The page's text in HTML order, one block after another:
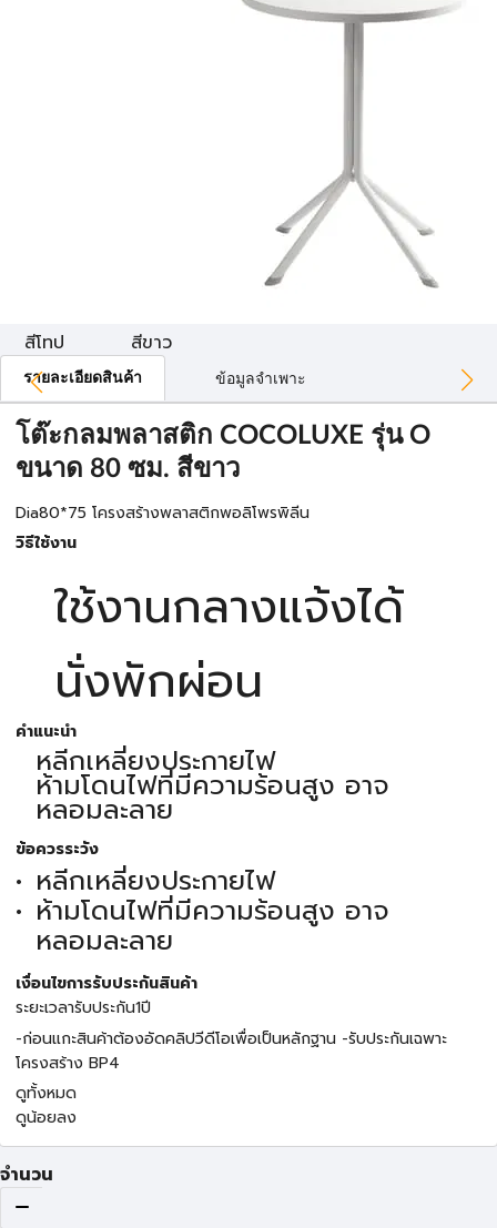
สีโทป สีขาว
รายละเอียดสินค้า ข้อมูลจำเพาะ
โต๊ะกลมพลาสติก COCOLUXE รุ่น O
ขนาด 80 ซม. สีขาว
Dia80*75 โครงสร้างพลาสติกพอลิโพรพิลีน
วิธีใช้งาน
ใช้งานกลางแจ้งได้
นั่งพักผ่อน
คำแนะนำ
หลีกเหลี่ยงประกายไฟ
ห้ามโดนไฟที่มีความร้อนสูง อาจ
หลอมละลาย
ข้อควรระวัง
หลีกเหลี่ยงประกายไฟ
ห้ามโดนไฟที่มีความร้อนสูง อาจ
หลอมละลาย
เงื่อนไขการรับประกันสินค้า
ระยะเวลารับประกัน1ปี
-ก่อนแกะสินค้าต้องอัดคลิปวีดีโอเพื่อเป็นหลักฐาน -รับประกันเฉพาะ
โครงสร้าง BP4
ดูทั้งหมด
ดูน้อยลง
จำนวน